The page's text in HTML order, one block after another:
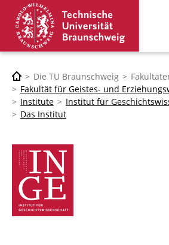
Die TU Braunschweig
Fakultät für Geistes- und
Institute
Institut für
Das Institut